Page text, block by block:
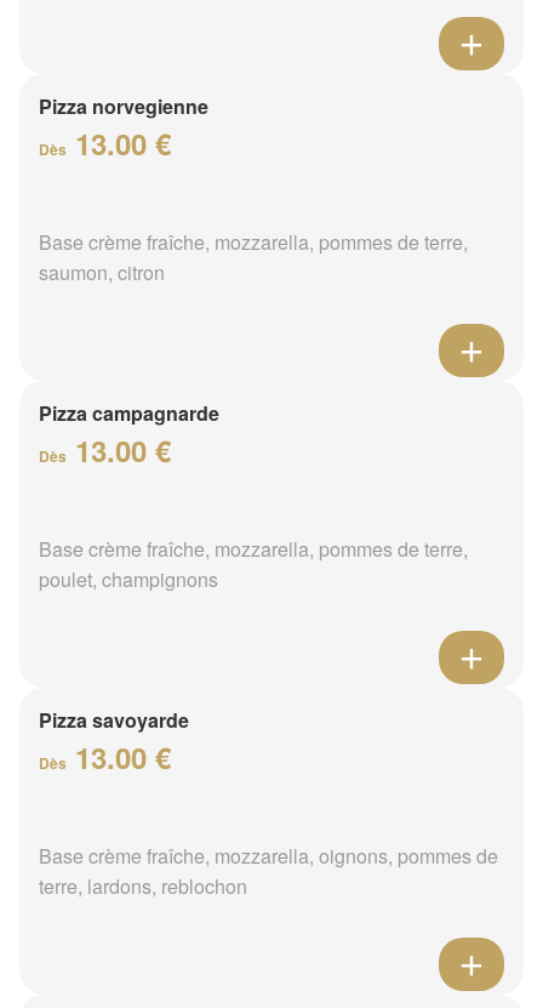
Pizza norvegienne
Dès 13.00 €
Base crème fraîche, mozzarella, pommes de terre,
saumon, citron
Pizza campagnarde
Dès 13.00 €
Base crème fraîche, mozzarella, pommes de terre,
poulet, champignons
Pizza savoyarde
Dès 13.00 €
Base crème fraîche, mozzarella, oignons, pommes de
terre, lardons, reblochon